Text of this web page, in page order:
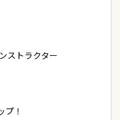
ストラクター
！